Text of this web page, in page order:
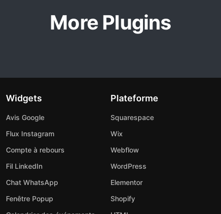
More Plugins
Widgets
Avis Google
Flux Instagram
Compte à rebours
Fil LinkedIn
Chat WhatsApp
Fenêtre Popup
Plateforme
Squarespace
Wix
Webflow
WordPress
Elementor
Shopify